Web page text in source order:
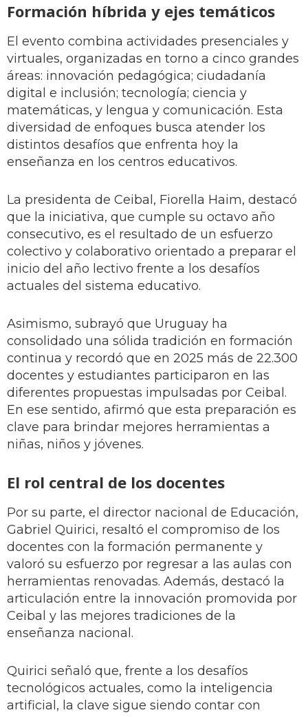
Formación híbrida y ejes temáticos
El evento combina actividades presenciales y
virtuales, organizadas en torno a cinco grandes
áreas: innovación pedagógica; ciudadanía
digital e inclusión; tecnología; ciencia y
matemáticas, y lengua y comunicación. Esta
diversidad de enfoques busca atender los
distintos desafíos que enfrenta hoy la
enseñanza en los centros educativos.
La presidenta de Ceibal, Fiorella Haim, destacó
que la iniciativa, que cumple su octavo año
consecutivo, es el resultado de un esfuerzo
colectivo y colaborativo orientado a preparar el
inicio del año lectivo frente a los desafíos
actuales del sistema educativo.
Asimismo, subrayó que Uruguay ha
consolidado una sólida tradición en formación
continua y recordó que en 2025 más de 22.300
docentes y estudiantes participaron en las
diferentes propuestas impulsadas por Ceibal.
En ese sentido, afirmó que esta preparación es
clave para brindar mejores herramientas a
niñas, niños y jóvenes.
El rol central de los docentes
Por su parte, el director nacional de Educación,
Gabriel Quirici, resaltó el compromiso de los
docentes con la formación permanente y
valoró su esfuerzo por regresar a las aulas con
herramientas renovadas. Además, destacó la
articulación entre la innovación promovida por
Ceibal y las mejores tradiciones de la
enseñanza nacional.
Quirici señaló que, frente a los desafíos
tecnológicos actuales, como la inteligencia
artificial, la clave sigue siendo contar con